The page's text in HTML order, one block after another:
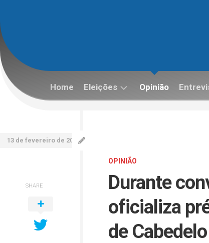
content
Home Eleições Opinião
OPINIÃO
Durante
oficializa
de
13 de fevereiro de 2026
SHARE